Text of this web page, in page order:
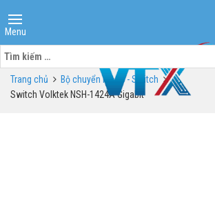
Menu
Tìm
kiếm
cho:Trang chủ
Bộ chuyển mạch - Switch
Switch Volktek NSH-1424A Gigabit